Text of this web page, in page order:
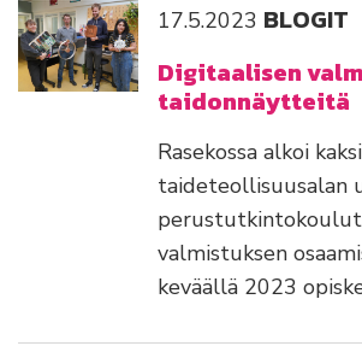
17.5.2023 BLOGIT
Digitaalisen
taidonnäytteitä
Rasekossa alkoi
taideteollisuusalan
valmistuksen
keväällä 2023